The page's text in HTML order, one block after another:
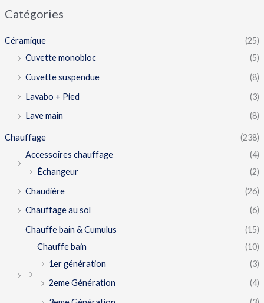
Catégories
Céramique
(25)
Cuvette monobloc
(5)
Cuvette suspendue
(8)
Lavabo + Pied
(3)
Lave main
(8)
Chauffage
(238)
Accessoires chauffage
(4)
Échangeur
(2)
Chaudière
(26)
Chauffage au sol
(6)
Chauffe bain & Cumulus
(15)
Chauffe bain
(10)
1er génération
(3)
2eme Génération
(4)